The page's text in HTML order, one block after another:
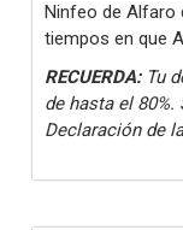
Ninfeo de Alfaro
tiempos en que
RECUERDA:Tu
de hasta el
Declaración de